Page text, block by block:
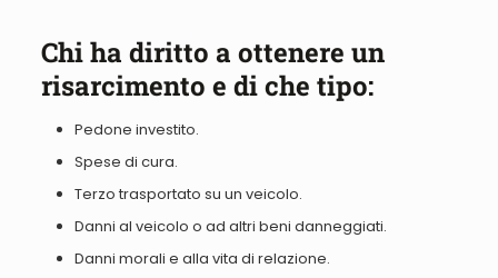
Chi ha diritto a ottenere un
risarcimento e di che tipo:
Pedone investito.
Spese di cura.
Terzo trasportato su un veicolo.
Danni al veicolo o ad altri beni danneggiati.
Danni morali e alla vita di relazione.